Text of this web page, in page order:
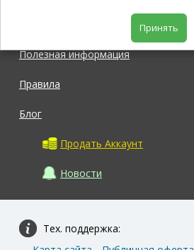
Полезная информация
Правила
Блог
Продать Аккаунт
Новости
Тех. поддержка:
Принять